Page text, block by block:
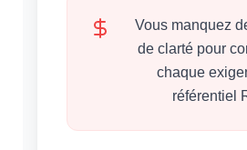
Vous manquez
de clarté pour
chaque
référentiel